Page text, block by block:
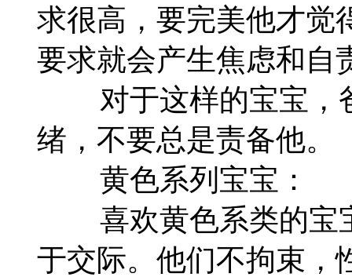
求很高，要完美他才觉
要求就会产生焦虑和自
对于这样的宝宝，
绪，不要总是责备他。
黄色系列宝宝：
喜欢黄色系类的宝
于交际。他们不拘束，